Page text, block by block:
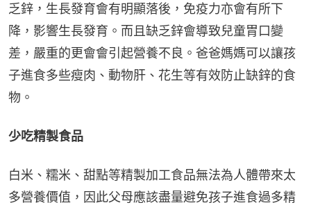
乏鋅，生長發育會有明顯落後，免疫力亦會有所下
降，影響生長發育。而且缺乏鋅會導致兒童胃口變
差，嚴重的更會會引起營養不良。爸爸媽媽可以讓孩
子進食多些瘦肉、動物肝、花生等有效防止缺鋅的食
物。
少吃精製食品
白米、糯米、甜點等精製加工食品無法為人體帶來太
多營養價值，因此父母應該盡量避免孩子進食過多精